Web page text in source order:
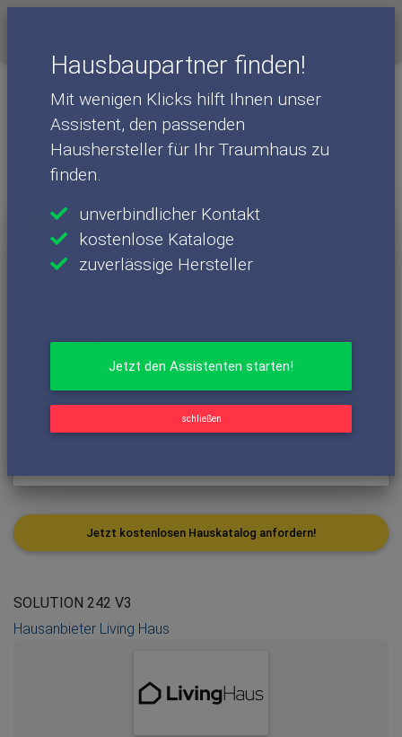
Hausbaupartner finden!
Mit wenigen Klicks hilft Ihnen unser
Assistent, den passenden
Haushersteller für Ihr Traumhaus zu
finden.
unverbindlicher Kontakt
kostenlose Kataloge
zuverlässige Hersteller
Jetzt den Assistenten starten!
schließen
Haushersteller
Living Haus - Häuser
SOLUTION 242 V3
Zweifamilienhaus: Fertighaus-
Designerhaus im modernen Stil -
SOLUTION 242 V3
SOLUTION 242 V3
Hausanbieter Living Haus
Jetzt kostenlosen Hauskatalog anfordern!